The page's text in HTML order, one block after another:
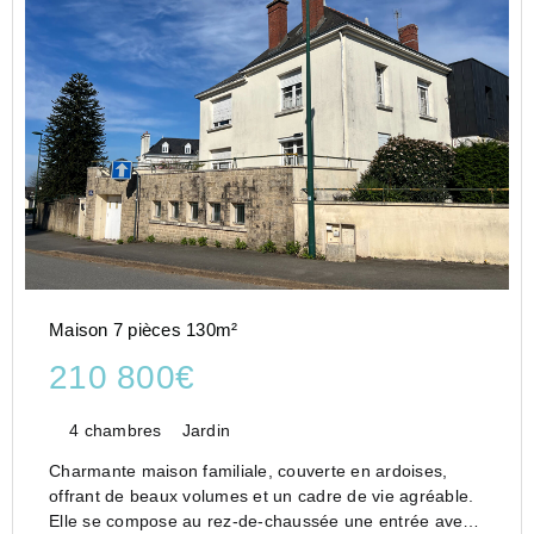
Maison 7 pièces 130m²
210 800€
4 chambres Jardin
Charmante maison familiale, couverte en ardoises,
offrant de beaux volumes et un cadre de vie agréable.
Elle se compose au rez-de-chaussée une entrée avec